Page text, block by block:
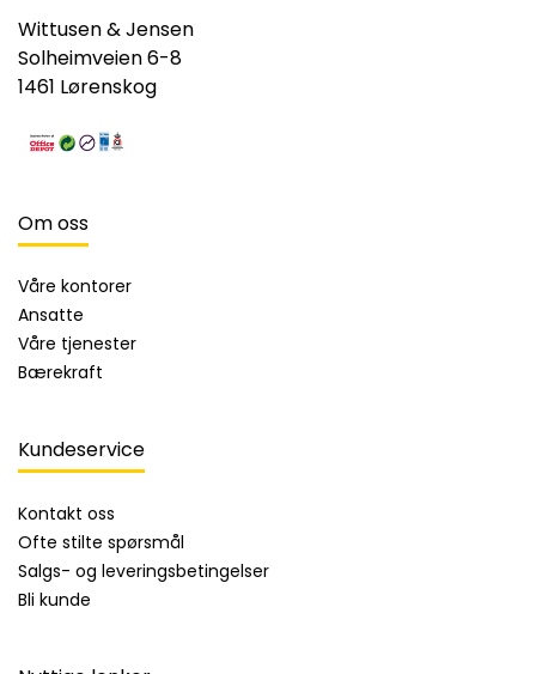
Wittusen & Jensen
Solheimveien 6-8
1461 Lørenskog
Om oss
Våre kontorer
Ansatte
Våre tjenester
Bærekraft
Kundeservice
Kontakt oss
Ofte stilte spørsmål
Salgs- og leveringsbetingelser
Bli kunde